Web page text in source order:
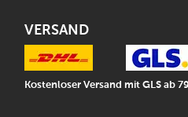
VERSAND
Kostenloser Versand mit GLS ab